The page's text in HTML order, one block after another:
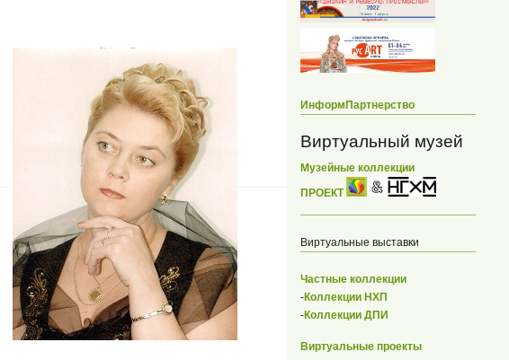
ИнформПартнерство
Виртуальный музей
Музейные коллекции
ПРОЕКТ
Виртуальные выставки
Частные коллекции
-Коллекции НХП
-Коллекции ДПИ
Виртуальные проекты